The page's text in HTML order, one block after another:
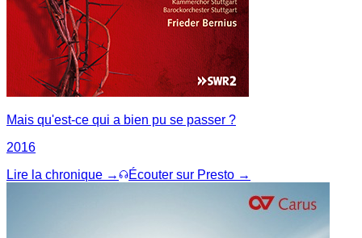
Mais qu'est-ce qui a bien pu se passer ?
2016
Lire la chronique →
Écouter sur Presto →